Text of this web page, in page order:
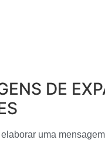
DE
uma